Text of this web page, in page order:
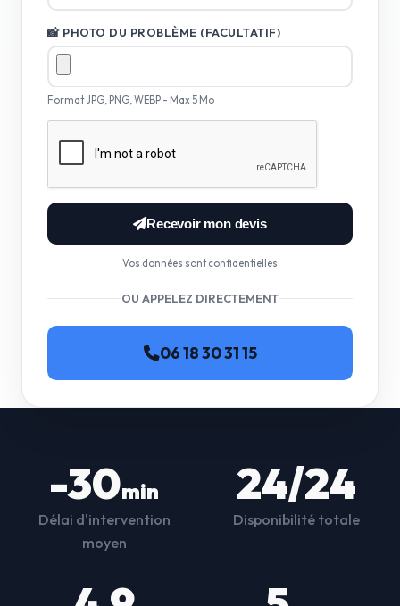
📸 PHOTO DU PROBLÈME (FACULTATIF)
Format JPG, PNG, WEBP - Max 5 Mo
Recevoir mon devis
Vos données sont confidentielles
OU APPELEZ DIRECTEMENT
06 18 30 31 15
-30min
Délai d'intervention
moyen
24/24
Disponibilité totale